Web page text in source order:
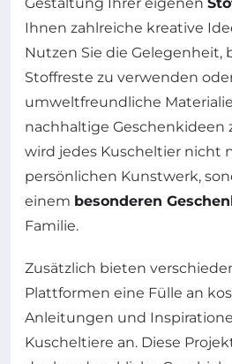
Ihnen zahlreiche kreative
Nutzen Sie die Gelegenheit,
Stoffreste zu verwenden
umweltfreundliche
nachhaltige Geschenkideen
wird jedes Kuscheltier nicht
persönlichen Kunstwerk,
einem besonderen
Familie.
Zusätzlich bieten
Plattformen eine Fülle an
Anleitungen und
Kuscheltiere an. Diese